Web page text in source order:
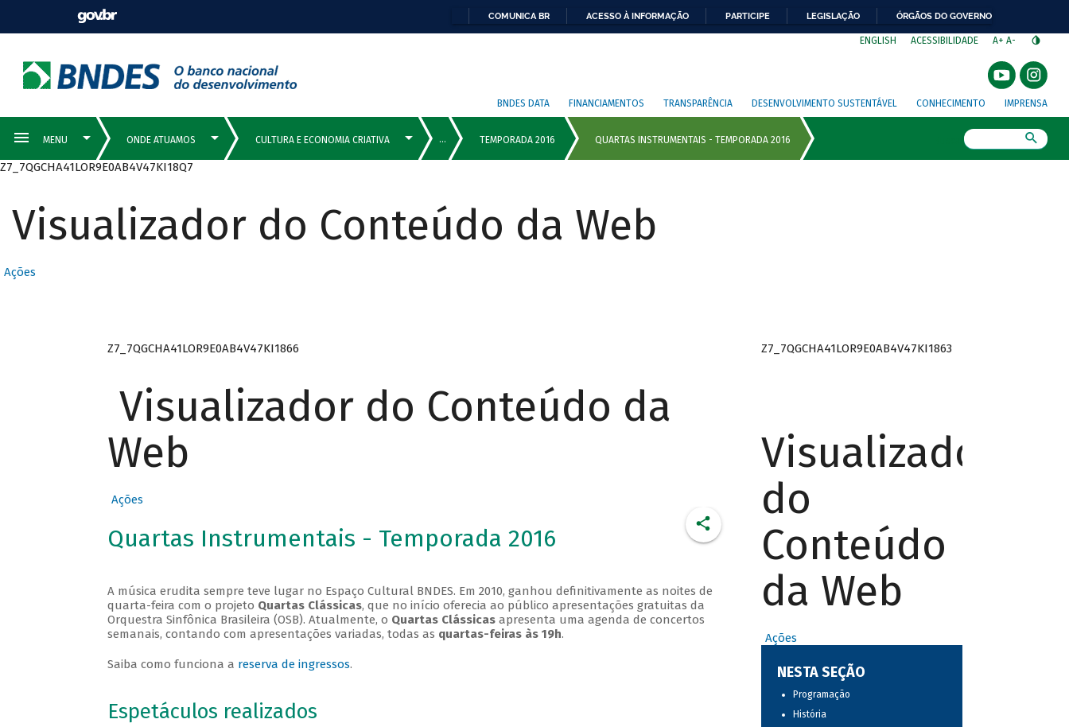
COMUNICA BR ACESSO À INFORMAÇÃO PARTICIPE LEGISLAÇÃO ÓRGÃOS DO GOVERNO
ENGLISH ACESSIBILIDADE A+ A-
BNDES DATA FINANCIAMENTOS TRANSPARÊNCIA DESENVOLVIMENTO SUSTENTÁVEL CONHECIMENTO IMPRENSA
Z7_7QGCHA41LOR9E0AB4V47KI18Q7
Visualizador do Conteúdo da Web
Ações
Z7_7QGCHA41LOR9E0AB4V47KI1866
Visualizador do Conteúdo da
Web
Ações
Quartas Instrumentais - Temporada 2016
A música erudita sempre teve lugar no Espaço Cultural BNDES. Em 2010, ganhou definitivamente as noites de
quarta-feira com o projeto Quartas Clássicas, que no início oferecia ao público apresentações gratuitas da
Orquestra Sinfônica Brasileira (OSB). Atualmente, o Quartas Clássicasapresenta uma agenda de concertos
semanais, contando com apresentações variadas, todas as quartas-feiras às 19h.
Saiba como funciona a reserva de ingressos.
Espetáculos realizados
Z7_7QGCHA41LOR9E0AB4V47KI1863
Visualizador
do
Conteúdo
da Web
Ações
NESTA SEÇÃO
Programação
História